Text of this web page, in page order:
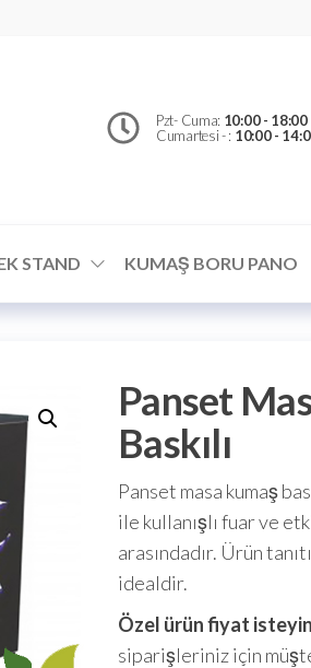
Çözümler
Pzt- Cuma: 10:00 - 18:00
Cumartesi - : 10:00 -
STAND KUMAŞ BORU PANO
Panset
Baskılı
Panset masa kumaş
ile kullanışlı fuar ve
arasındadır. Ürün
idealdir.
Özel ürün fiyat
siparişleriniz için